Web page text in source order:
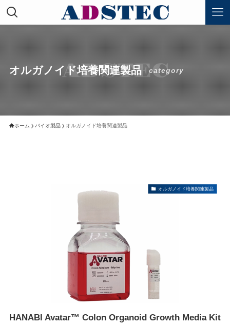
オルガノイド培養関連製品 category
ホーム バイオ製品 オルガノイド培養関連製品
オルガノイド培養関連製品
HANABI Avatar™ Colon Organoid Growth Media Kit